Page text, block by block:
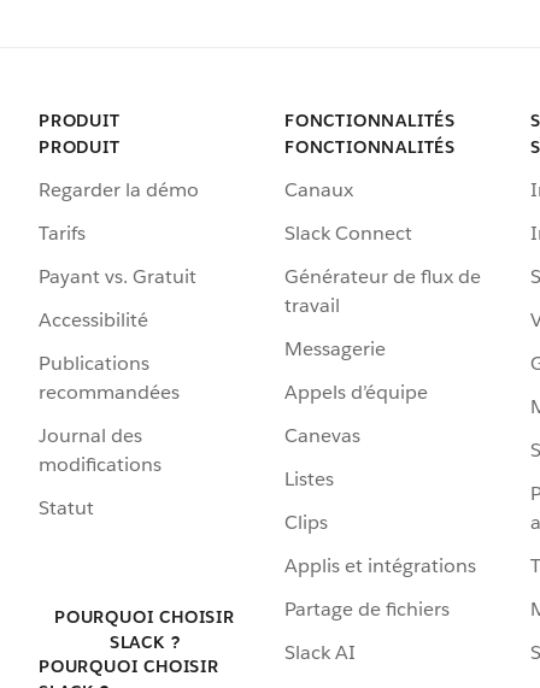
PRODUIT
PRODUIT
Regarder la démo
Tarifs
Payant vs. Gratuit
Accessibilité
Publications
recommandées
Journal des
modifications
Statut
POURQUOI CHOISIR
SLACK ?
POURQUOI CHOISIR
FONCTIONNALITÉS
FONCTIONNALITÉS
Canaux
Slack Connect
Générateur de flux de
travail
Messagerie
Appels d’équipe
Canevas
Listes
Clips
Applis et intégrations
Partage de fichiers
Slack AI